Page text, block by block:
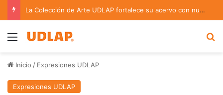
La Colección de Arte UDLAP fortalece su acervo con nuevas obras de artistas emergentes y consolidados
Menu
Inicio / Expresiones UDLAP
Expresiones UDLAP